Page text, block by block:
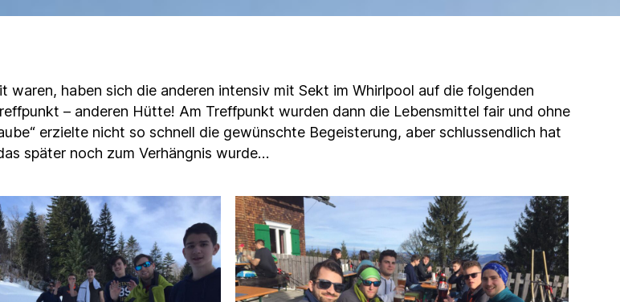
haben sich die anderen intensiv mit Sekt im Whirlpool auf die folgenden
– anderen Hütte! Am Treffpunkt wurden dann die Lebensmittel fair und ohne
erzielte nicht so schnell die gewünschte Begeisterung, aber schlussendlich hat
später noch zum Verhängnis wurde…